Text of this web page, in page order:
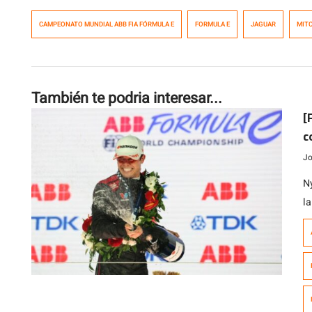
CAMPEONATO MUNDIAL ABB FIA FÓRMULA E FORMULA E JAGUAR
También te podria interesar...